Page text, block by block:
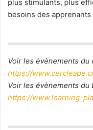
plus stimulants, plus
besoins des apprenants
Voir les évènements du
https://
Voir les évènements
https://www.learning-